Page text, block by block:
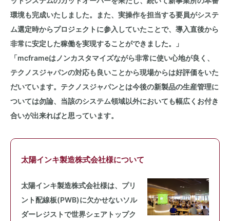
環境も完成いたしました。また、実操作を担当する要員がシステ
ム選定時からプロジェクトに参入していたことで、導入直後から
非常に安定した稼働を実現することができました。」
「mcframeはノンカスタマイズながら非常に使い心地が良く、
テクノスジャパンの対応も良いことから現場からは好評価をいた
だいています。テクノスジャパンとは今後の新製品の生産管理に
ついては勿論、当該のシステム領域以外においても幅広くお付き
合いが出来ればと思っています。
太陽インキ製造株式会社様について
太陽インキ製造株式会社様は、プリ
ント配線板(PWB)に欠かせないソル
ダーレジストで世界シェアトップク